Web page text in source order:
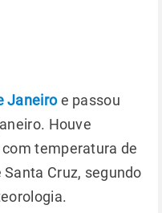
Janeiroe passou
Houve
temperatura de
Cruz, segundo